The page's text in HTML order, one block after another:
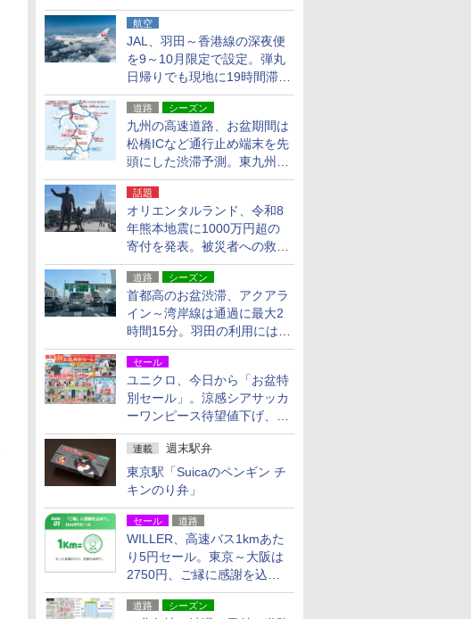
貨24種
航空
JAL、羽田～香港線の深夜便
を9～10月限定で設定。弾丸
日帰りでも現地に19時間滞在
できる
道路 シーズン
九州の高速道路、お盆期間は
松橋ICなど通行止め端末を先
頭にした渋滞予測。東九州道
への迂回は料金調整を実施
話題
オリエンタルランド、令和8
年熊本地震に1000万円超の
寄付を発表。被災者への救援
活動・復旧支援
道路 シーズン
首都高のお盆渋滞、アクアラ
イン～湾岸線は通過に最大2
時間15分。羽田の利用には
「空港西出口」の利用検討を
セール
ユニクロ、今日から「お盆特
別セール」。涼感シアサッカ
ーワンピース待望値下げ、撥
水ギアショーツは1990円に
連載 週末駅弁
東京駅「Suicaのペンギン チ
キンのり弁」
セール 道路
WILLER、高速バス1kmあた
り5円セール。東京～大阪は
2750円、ご縁に感謝を込め
た20周年記念キャンペーン
道路 シーズン